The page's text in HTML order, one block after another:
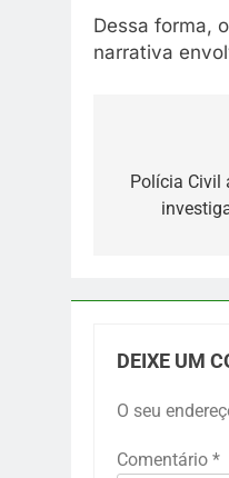
Dessa forma,
narrativa
de
Polícia Civil
DEIXE UM
O seu
Comentário *